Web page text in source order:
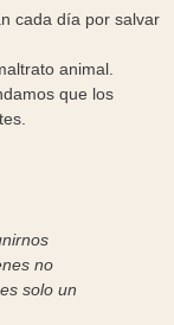
cada día por salvar
animal.
que los
no
solo un